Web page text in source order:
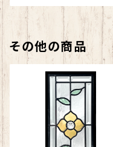
その他の商品